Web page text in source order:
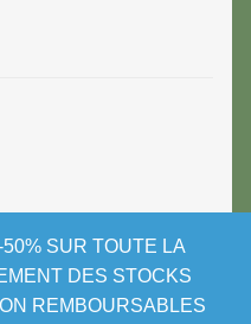
50% SUR TOUTE LA
DES STOCKS
REMBOURSABLES